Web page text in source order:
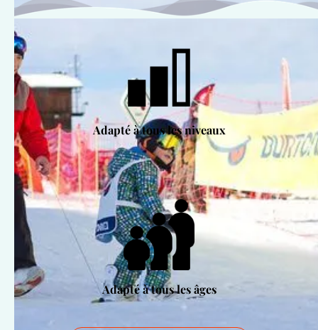
Adapté à tous les niveaux
Adapté à tous les âges